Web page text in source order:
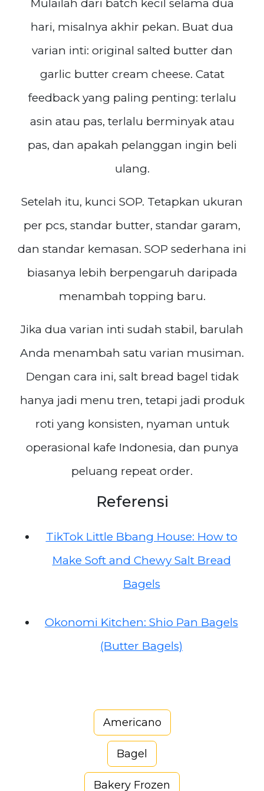
Mulailah dari batch kecil selama dua
hari, misalnya akhir pekan. Buat dua
varian inti: original salted butter dan
garlic butter cream cheese. Catat
feedback yang paling penting: terlalu
asin atau pas, terlalu berminyak atau
pas, dan apakah pelanggan ingin beli
ulang.
Setelah itu, kunci SOP. Tetapkan ukuran
per pcs, standar butter, standar garam,
dan standar kemasan. SOP sederhana ini
biasanya lebih berpengaruh daripada
menambah topping baru.
Jika dua varian inti sudah stabil, barulah
Anda menambah satu varian musiman.
Dengan cara ini, salt bread bagel tidak
hanya jadi menu tren, tetapi jadi produk
roti yang konsisten, nyaman untuk
operasional kafe Indonesia, dan punya
peluang repeat order.
Referensi
TikTok Little Bbang House: How to
Make Soft and Chewy Salt Bread
Bagels
Okonomi Kitchen: Shio Pan Bagels
(Butter Bagels)
Americano
Bagel
Bakery Frozen